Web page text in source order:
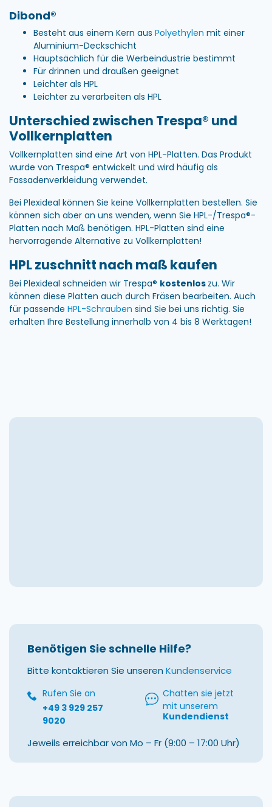
Dibond®
Besteht aus einem Kern aus Polyethylen mit einer
Aluminium-Deckschicht
Hauptsächlich für die Werbeindustrie bestimmt
Für drinnen und draußen geeignet
Leichter als HPL
Leichter zu verarbeiten als HPL
Unterschied zwischen Trespa® und
Vollkernplatten
Vollkernplatten sind eine Art von HPL-Platten. Das Produkt
wurde von Trespa® entwickelt und wird häufig als
Fassadenverkleidung verwendet.
Bei Plexideal können Sie keine Vollkernplatten bestellen. Sie
können sich aber an uns wenden, wenn Sie HPL-/Trespa®-
Platten nach Maß benötigen. HPL-Platten sind eine
hervorragende Alternative zu Vollkernplatten!
HPL zuschnitt nach maß kaufen
Bei Plexideal schneiden wir Trespa® kostenlos zu. Wir
können diese Platten auch durch Fräsen bearbeiten. Auch
für passende HPL-Schrauben sind Sie bei uns richtig. Sie
erhalten Ihre Bestellung innerhalb von 4 bis 8 Werktagen!
Benötigen Sie schnelle Hilfe?
Bitte kontaktieren Sie unseren Kundenservice
Rufen Sie an
+49 3 929 257
9020
Chatten sie jetzt
mit unserem
Kundendienst
Jeweils erreichbar von Mo – Fr (9:00 – 17:00 Uhr)